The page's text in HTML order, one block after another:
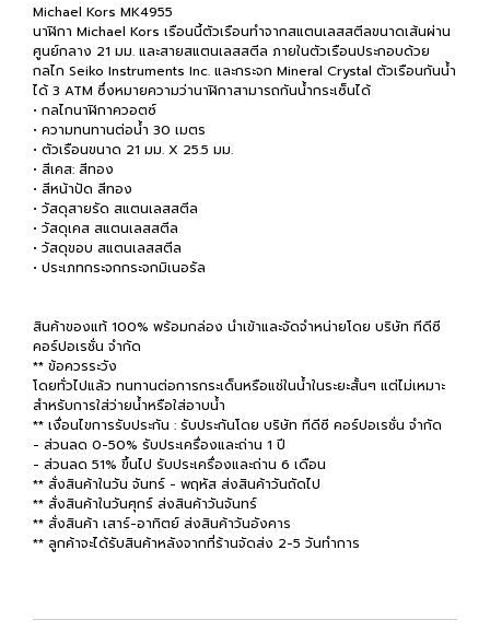
Michael Kors MK4955
นาฬิกา Michael Kors เรือนนี้ตัวเรือนทำจากสแตนเลสสตีลขนาดเส้นผ่าน
ศูนย์กลาง 21 มม. และสายสแตนเลสสตีล ภายในตัวเรือนประกอบด้วย
กลไก Seiko Instruments Inc. และกระจก Mineral Crystal ตัวเรือนกันน้ำ
ได้ 3 ATM ซึ่งหมายความว่านาฬิกาสามารถกันน้ำกระเซ็นได้
• กลไกนาฬิกาควอตซ์
• ความทนทานต่อน้ำ 30 เมตร
• ตัวเรือนขนาด 21 มม. X 25.5 มม.
• สีเคส: สีทอง
• สีหน้าปัด สีทอง
• วัสดุสายรัด สแตนเลสสตีล
• วัสดุเคส สแตนเลสสตีล
• วัสดุขอบ สแตนเลสสตีล
• ประเภทกระจกกระจกมิเนอรัล
สินค้าของแท้ 100% พร้อมกล่อง นำเข้าและจัดจำหน่ายโดย บริษัท ทีดีซี
คอร์ปอเรชั่น จำกัด
** ข้อควรระวัง
โดยทั่วไปแล้ว ทนทานต่อการกระเด็นหรือแช่ในน้ำในระยะสั้นๆ แต่ไม่เหมาะ
สำหรับการใส่ว่ายน้ำหรือใส่อาบน้ำ
** เงื่อนไขการรับประกัน : รับประกันโดย บริษัท ทีดีซี คอร์ปอเรชั่น จำกัด
- ส่วนลด 0-50% รับประเครื่องและถ่าน 1 ปี
- ส่วนลด 51% ขึ้นไป รับประเครื่องและถ่าน 6 เดือน
** สั่งสินค้าในวัน จันทร์ - พฤหัส ส่งสินค้าวันถัดไป
** สั่งสินค้าในวันศุกร์ ส่งสินค้าวันจันทร์
** สั่งสินค้า เสาร์-อาทิตย์ ส่งสินค้าวันอังคาร
** ลูกค้าจะได้รับสินค้าหลังจากที่ร้านจัดส่ง 2-5 วันทำการ